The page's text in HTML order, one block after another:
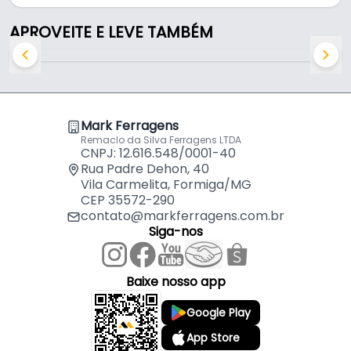
APROVEITE E LEVE TAMBÉM
Mark Ferragens
Remaclo da Silva Ferragens LTDA
CNPJ: 12.616.548/0001-40
Rua Padre Dehon, 40
Vila Carmelita, Formiga/MG
CEP 35572-290
contato@markferragens.com.br
Siga-nos
Baixe nosso app
Google Play
App Store